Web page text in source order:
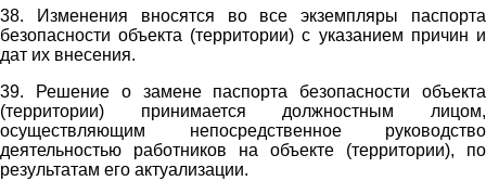
38. Изменения вносятся во все экземпляры паспорта
безопасности объекта (территории) с указанием причин и
дат их внесения.
39. Решение о замене паспорта безопасности объекта
(территории) принимается должностным лицом,
осуществляющим непосредственное руководство
деятельностью работников на объекте (территории), по
результатам его актуализации.